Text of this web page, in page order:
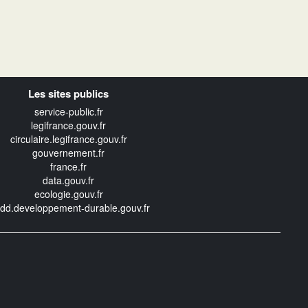
Les sites publics
service-public.fr
legifrance.gouv.fr
circulaire.legifrance.gouv.fr
gouvernement.fr
france.fr
data.gouv.fr
ecologie.gouv.fr
durable.gouv.fr